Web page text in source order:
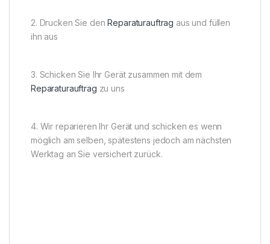
2. Drucken Sie denReparaturauftrag aus und füllen
ihn aus
3. Schicken Sie Ihr Gerät zusammen mit dem
Reparaturauftrag zu uns
4. Wir reparieren Ihr Gerät und schicken es wenn
möglich am selben, spätestens jedoch am nächsten
Werktag an Sie versichert zurück.